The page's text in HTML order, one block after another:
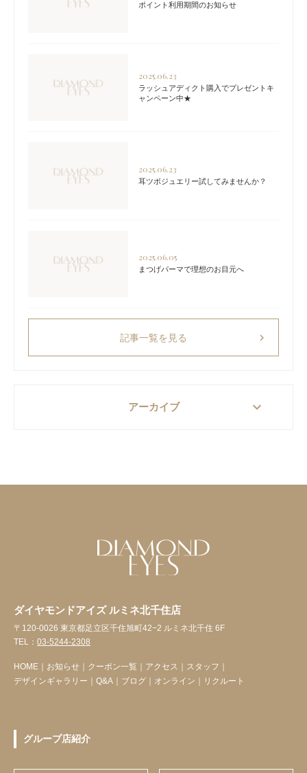
ポイント利用期間のお知らせ
2025.06.23
ラッシュアディクト購入でプレゼントキ
ャンペーン中★
2025.06.23
耳ツボジュエリー試してみませんか？
2025.06.05
まつげパーマで理想のお目元へ
記事一覧を見る chevron_right
アーカイブ keyboard_arrow_down
ダイヤモンドアイズ ルミネ北千住店
〒120-0026 東京都足立区千住旭町42−2 ルミネ北千住 6F
TEL： 03-5244-2308
HOME ｜ お知らせ ｜ クーポン一覧 ｜ アクセス ｜ スタッフ ｜
デザインギャラリー ｜ Q&A ｜ ブログ ｜ オンライン ｜ リクルート
グループ店紹介